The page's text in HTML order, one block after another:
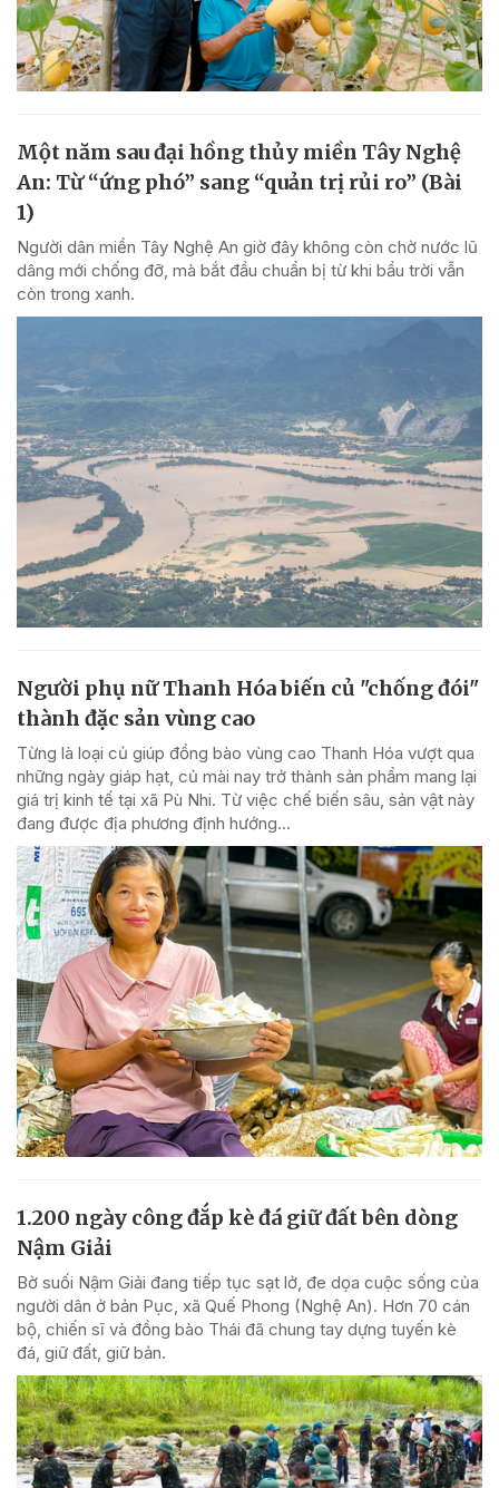
Một năm sau đại hồng thủy miền Tây Nghệ
An: Từ “ứng phó” sang “quản trị rủi ro” (Bài
1)
Người dân miền Tây Nghệ An giờ đây không còn chờ nước lũ
dâng mới chống đỡ, mà bắt đầu chuẩn bị từ khi bầu trời vẫn
còn trong xanh.
Người phụ nữ Thanh Hóa biến củ "chống đói"
thành đặc sản vùng cao
Từng là loại củ giúp đồng bào vùng cao Thanh Hóa vượt qua
những ngày giáp hạt, củ mài nay trở thành sản phẩm mang lại
giá trị kinh tế tại xã Pù Nhi. Từ việc chế biến sâu, sản vật này
đang được địa phương định hướng...
1.200 ngày công đắp kè đá giữ đất bên dòng
Nậm Giải
Bờ suối Nậm Giải đang tiếp tục sạt lở, đe dọa cuộc sống của
người dân ở bản Pục, xã Quế Phong (Nghệ An). Hơn 70 cán
bộ, chiến sĩ và đồng bào Thái đã chung tay dựng tuyến kè
đá, giữ đất, giữ bản.